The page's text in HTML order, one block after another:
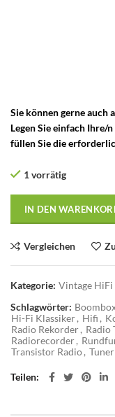
Sie können gerne auch
Legen Sie einfach
füllen Sie die
1 vorrätig
IN DEN
Vergleichen
Kategorie: Vintage HiFi
Schlagwörter:
Hi-Fi Klassiker, Hifi ,
Radio Rekorder, Radio
Radiorecorder,
Transistor Radio, Tuner
Teilen